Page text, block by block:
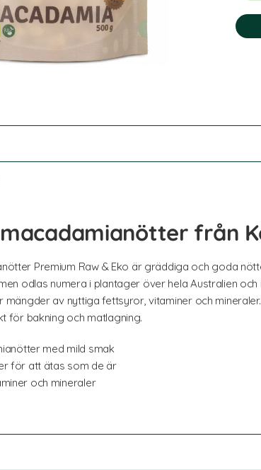
från
Premium Raw & Eko är gräddiga och goda
odlas numera i plantager över hela Australien
mängder av nyttiga fettsyror, vitaminer och
för bakning och matlagning.
med mild smak
för att ätas som de är
och mineraler